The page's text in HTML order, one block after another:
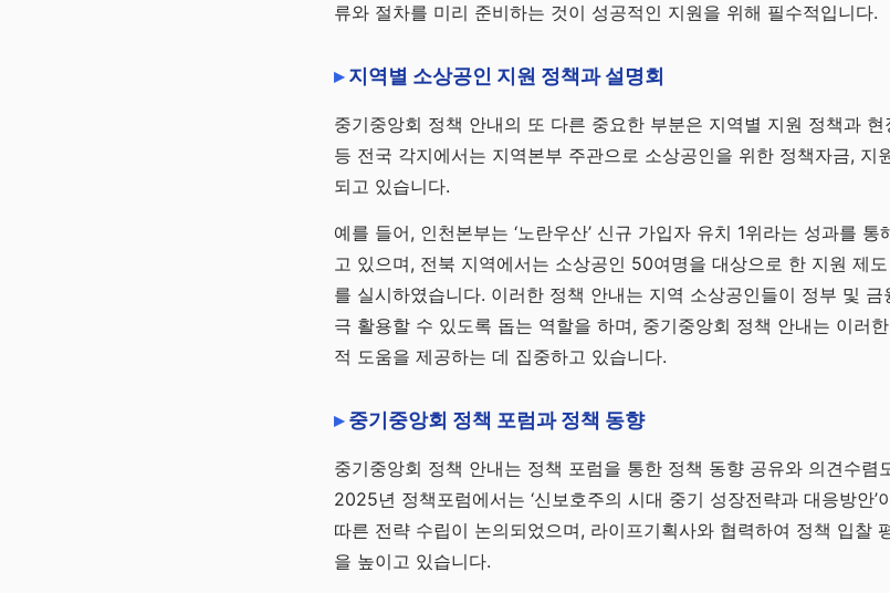
류와 절차를 미리 준비하는 것이 성공적인 지원을 위해 필수적입니다.
지역별 소상공인 지원 정책과 설명회
중기중앙회 정책 안내의 또 다른 중요한 부분은 지역별 지원 정책과
등 전국 각지에서는 지역본부 주관으로 소상공인을 위한 정책자금, 지
되고 있습니다.
예를 들어, 인천본부는 ‘노란우산’ 신규 가입자 유치 1위라는 성과를
고 있으며, 전북 지역에서는 소상공인 50여명을 대상으로 한 지원 제
를 실시하였습니다. 이러한 정책 안내는 지역 소상공인들이 정부 및
극 활용할 수 있도록 돕는 역할을 하며, 중기중앙회 정책 안내는 이러
적 도움을 제공하는 데 집중하고 있습니다.
중기중앙회 정책 포럼과 정책 동향
중기중앙회 정책 안내는 정책 포럼을 통한 정책 동향 공유와 의견수렴
2025년 정책포럼에서는 ‘신보호주의 시대 중기 성장전략과 대응방안’
따른 전략 수립이 논의되었으며, 라이프기획사와 협력하여 정책 입찰
을 높이고 있습니다.